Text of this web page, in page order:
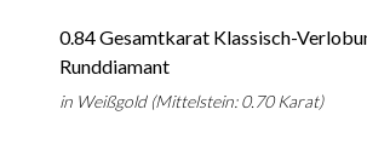
0.84 Gesamtkarat Klassisch-
Runddiamant
in Weißgold (Mittelstein: 0.70 Karat)